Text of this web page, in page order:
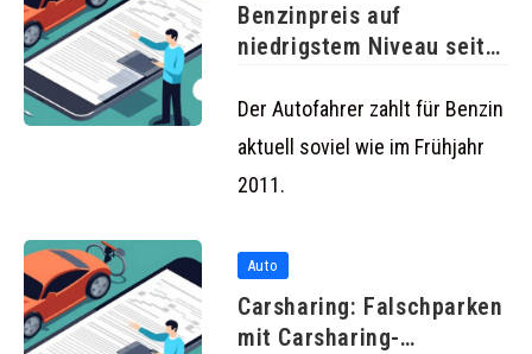
Benzinpreis auf
niedrigstem Niveau seit
Der Autofahrer zahlt für Benzin
aktuell soviel wie im Frühjahr
2011.
Auto
Carsharing: Falschparken
mit Carsharing-